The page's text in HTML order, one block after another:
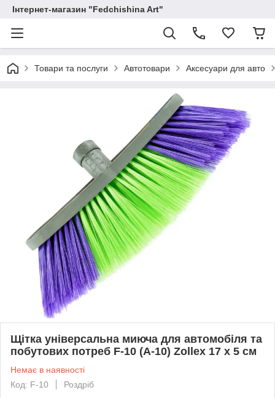
Інтернет-магазин "Fedchishina Art"
Товари та послуги Автотовари Аксесуари для авто
Щітка універсальна миюча для автомобіля та
побутових потреб F-10 (A-10) Zollex 17 x 5 см
Немає в наявності
Код: F-10
Роздріб